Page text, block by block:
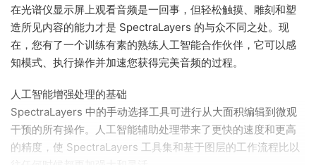
在光谱仪显示屏上观看音频是一回事，但轻松触摸、雕刻和塑
造所见内容的能力才是 SpectraLayers 的与众不同之处。现
在，您有了一个训练有素的熟练人工智能合作伙伴，它可以感
知模式、执行操作并加速您获得完美音频的过程。
人工智能增强处理的基础
SpectraLayers 中的手动选择工具可进行从大面积编辑到微观
干预的所有操作。人工智能辅助处理带来了更快的速度和更高
的精度，使 SpectraLayers 工具集和基于图层的工作流程比以